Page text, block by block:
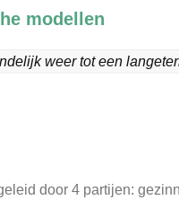
modellen
weer tot een
door 4 partijen: